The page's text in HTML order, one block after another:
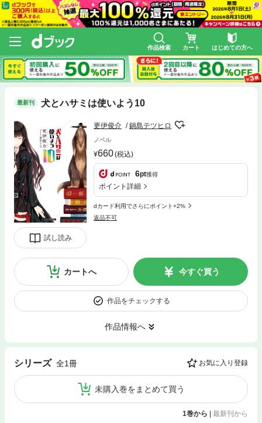
作品検索 カート はじめての方へ
最新刊 犬とハサミは使いよう10
試し読み
更伊俊介 鍋島テツヒロ
ノベル
660(税込)
6pt獲得
ポイント詳細
dカード利用でさらにポイント+2%
返品不可
カートへ 今すぐ買う
作品をチェックする
作品情報へ
シリーズ 全1冊 お気に入り登録
未購入巻をまとめて買う
1巻から | 最新刊から